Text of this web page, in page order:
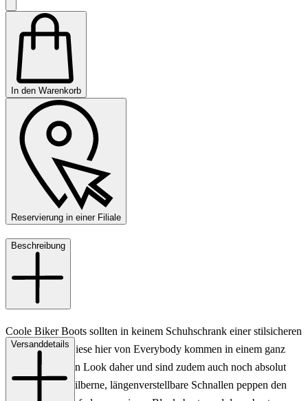
In den Warenkorb
Reservierung in einer Filiale
Beschreibung
Coole Biker Boots sollten in keinem Schuhschrank einer stilsicheren
Dame fehlen! Diese hier von Everybody kommen in einem ganz
besonders coolen Look daher und sind zudem auch noch absolut
bequem. Zwei silberne, längenverstellbare Schnallen peppen den
Versanddetails